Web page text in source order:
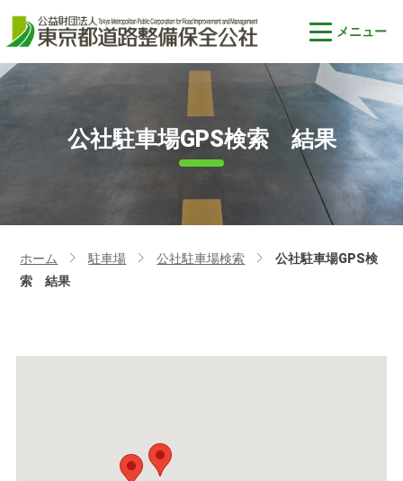
公社駐車場GPS検索 結果
ホーム
駐車場
公社駐車場検索
公社駐車場GPS検
索 結果